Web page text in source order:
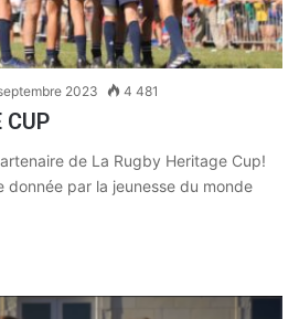
2023 4 481
CUP
de La Rugby Heritage Cup!
donnée par la jeunesse du monde